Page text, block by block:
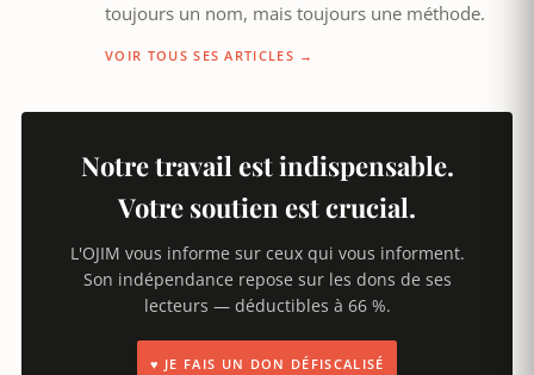
toujours un nom, mais toujours une méthode.
VOIR TOUS SES ARTICLES →
Notre travail est indispensable.
Votre soutien est crucial.
L'OJIM vous informe sur ceux qui vous informent.
Son indépendance repose sur les dons de ses
lecteurs — déductibles à 66 %.
♥ JE FAIS UN DON DÉFISCALISÉ